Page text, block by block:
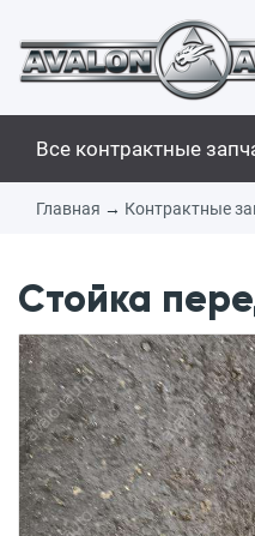
Все контрактные
Главная → Контрактные
Стойка